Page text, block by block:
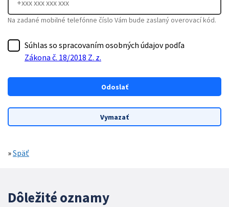
Na zadané mobilné telefónne číslo Vám bude zaslaný overovací kód.
Súhlas so spracovaním osobných údajov podľa
Zákona č. 18/2018 Z. z.
»Späť
Dôležité oznamy